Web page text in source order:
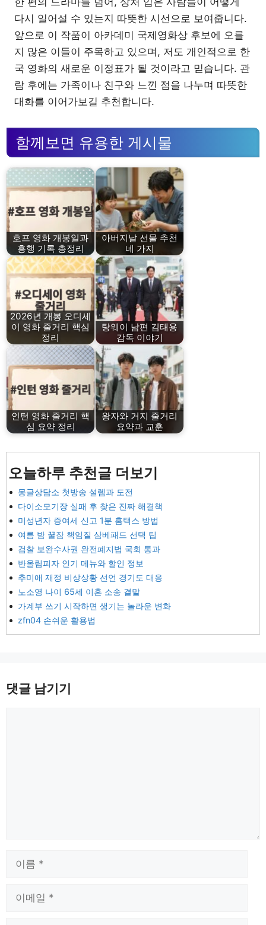
다시 일어설 수 있는지 따뜻한 시선으로 보여줍니다.
앞으로 이 작품이 아카데미 국제영화상 후보에 오를
지 많은 이들이 주목하고 있으며, 저도 개인적으로 한
국 영화의 새로운 이정표가 될 것이라고 믿습니다. 관
람 후에는 가족이나 친구와 느낀 점을 나누며 따뜻한
대화를 이어가보길 추천합니다.
함께보면 유용한 게시물
호프 영화 개봉일과
흥행 기록 총정리
아버지날 선물 추천
네 가지
2026년 개봉 오디세
이 영화 줄거리 핵심
정리
탕웨이 남편 김태용
감독 이야기
인턴 영화 줄거리 핵
심 요약 정리
왕자와 거지 줄거리
요약과 교훈
오늘하루 추천글 더보기
몽글상담소 첫방송 설렘과 도전
다이소모기장 실패 후 찾은 진짜 해결책
미성년자 증여세 신고 1분 홈택스 방법
여름 밤 꿀잠 책임질 삼베패드 선택 팁
검찰 보완수사권 완전폐지법 국회 통과
반올림피자 인기 메뉴와 할인 정보
추미애 재정 비상상황 선언 경기도 대응
노소영 나이 65세 이혼 소송 결말
가계부 쓰기 시작하면 생기는 놀라운 변화
zfn04 손쉬운 활용법
댓글 남기기